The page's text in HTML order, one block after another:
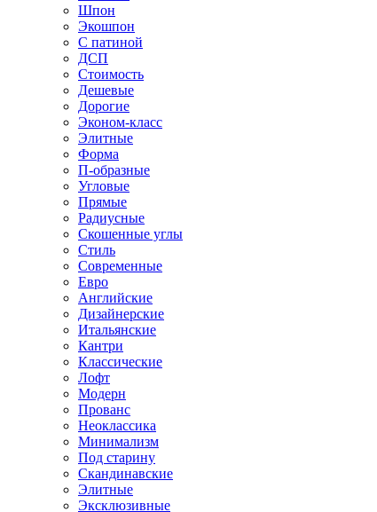
Шпон
Экошпон
С патиной
ДСП
Стоимость
Дешевые
Дорогие
Эконом-класс
Элитные
Форма
П-образные
Угловые
Прямые
Радиусные
Скошенные углы
Стиль
Современные
Евро
Английские
Дизайнерские
Итальянские
Кантри
Классические
Лофт
Модерн
Прованс
Неоклассика
Минимализм
Под старину
Скандинавские
Элитные
Эксклюзивные